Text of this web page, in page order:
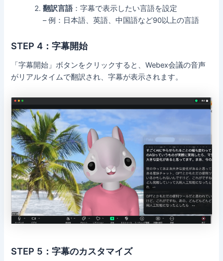
翻訳言語：字幕で表示したい言語を設定
– 例：日本語、英語、中国語など90以上の言語
STEP 4：字幕開始
「字幕開始」ボタンをクリックすると、Webex会議の音声
がリアルタイムで翻訳され、字幕が表示されます。
STEP 5：字幕のカスタマイズ